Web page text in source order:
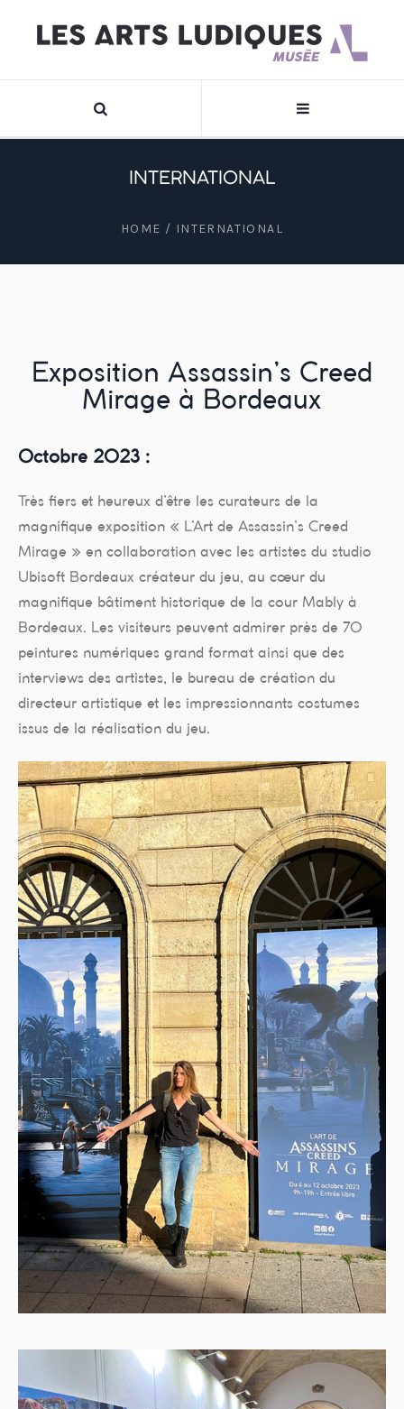
INTERNATIONAL
HOME / INTERNATIONAL
Exposition Assassin’s Creed
Mirage à Bordeaux
Octobre 2023 :
Très fiers et heureux d’être les curateurs de la
magnifique exposition « L’Art de Assassin’s Creed
Mirage » en collaboration avec les artistes du studio
Ubisoft Bordeaux créateur du jeu, au cœur du
magnifique bâtiment historique de la cour Mably à
Bordeaux. Les visiteurs peuvent admirer près de 70
peintures numériques grand format ainsi que des
interviews des artistes, le bureau de création du
directeur artistique et les impressionnants costumes
issus de la réalisation du jeu.